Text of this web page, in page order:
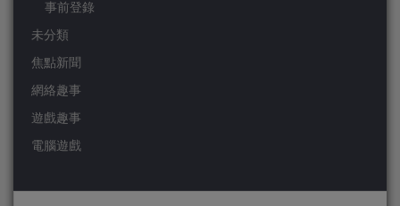
事前登錄
未分類
焦點新聞
網絡趣事
遊戲趣事
電腦遊戲